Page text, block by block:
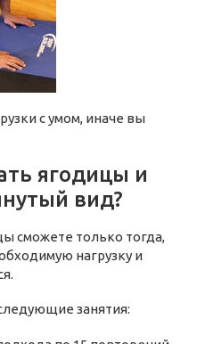
с умом, иначе вы
ягодицы и
вид?
сможете только тогда,
нагрузку и
занятия: